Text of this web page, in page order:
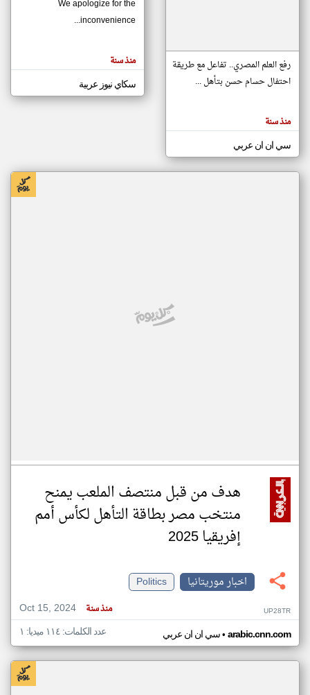
مصادر الأخبار من موريتانيا
اخبار موريتانيا على مدار الساعة
أهم اخبار موريتانيا العاجلة والمباشرة
المقالات
الموجوده
هنا عن
رفع العلم المصري.. تفاعل مع طريقة
احتفال حسام حسن بتأهل ...
منذ سنة
سي ان ان عربي
We apologize for the
inconvenience...
منذ سنة
سكاي نيوز عربية
هدف من قبل منتصف الملعب يمنح
منتخب مصر بطاقة التأهل لكأس أمم
إفريقيا 2025
اخبار موريتانيا
Politics
Oct 15, 2024
منذ سنة UP28TR
سي ان ان عربي• arabic.cnn.com عدد الكلمات: ١١٤ ميديا: ١
klyoum.com